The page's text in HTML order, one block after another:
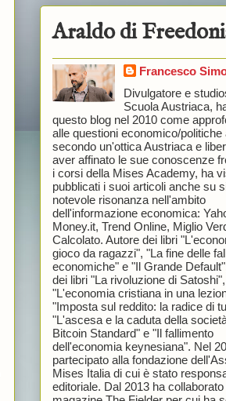
Araldo di
Francesco
Divulgatore e
Scuola Austriaca,
questo blog nel 2010 come
alle questioni economico/politiche
secondo un'ottica Austriaca e
aver affinato le sue conoscenze
i corsi della Mises Academy, ha
pubblicati i suoi articoli anche su
notevole risonanza nell'ambito
dell'informazione economica:
Money.it, Trend Online, Miglio
Calcolato. Autore dei libri
gioco da ragazzi", "La fine delle
economiche" e "Il Grande
dei libri "La rivoluzione di Satoshi",
"L'economia cristiana in una
"Imposta sul reddito: la radice di
"L'ascesa e la caduta della
Bitcoin Standard" e "Il fallimento
dell'economia keynesiana". Nel
partecipato alla fondazione
Mises Italia di cui è stato
editoriale. Dal 2013 ha